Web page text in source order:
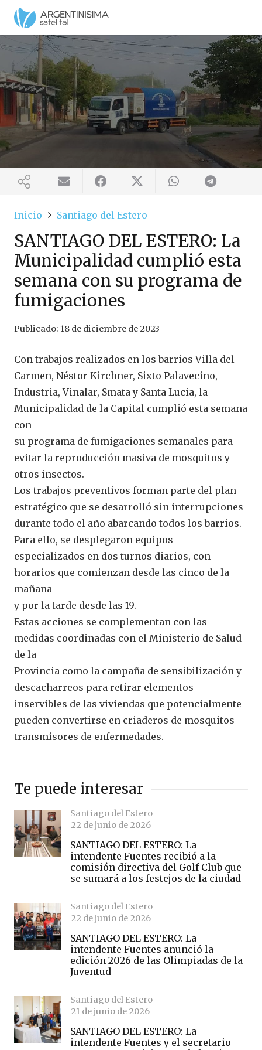
Inicio Santiago del Estero
SANTIAGO DEL ESTERO: La
Municipalidad cumplió esta
semana con su programa de
fumigaciones
Publicado: 18 de diciembre de 2023
Con trabajos realizados en los barrios Villa del
Carmen, Néstor Kirchner, Sixto Palavecino,
Industria, Vinalar, Smata y Santa Lucia, la
Municipalidad de la Capital cumplió esta semana
con
su programa de fumigaciones semanales para
evitar la reproducción masiva de mosquitos y
otros insectos.
Los trabajos preventivos forman parte del plan
estratégico que se desarrolló sin interrupciones
durante todo el año abarcando todos los barrios.
Para ello, se desplegaron equipos
especializados en dos turnos diarios, con
horarios que comienzan desde las cinco de la
mañana
y por la tarde desde las 19.
Estas acciones se complementan con las
medidas coordinadas con el Ministerio de Salud
de la
Provincia como la campaña de sensibilización y
descacharreos para retirar elementos
inservibles de las viviendas que potencialmente
pueden convertirse en criaderos de mosquitos
transmisores de enfermedades.
Te puede interesar
Santiago del Estero
22 de junio de 2026
SANTIAGO DEL ESTERO: La
intendente Fuentes recibió a la
comisión directiva del Golf Club que
se sumará a los festejos de la ciudad
Santiago del Estero
22 de junio de 2026
SANTIAGO DEL ESTERO: La
intendente Fuentes anunció la
edición 2026 de las Olimpiadas de la
Juventud
Santiago del Estero
21 de junio de 2026
SANTIAGO DEL ESTERO: La
intendente Fuentes y el secretario